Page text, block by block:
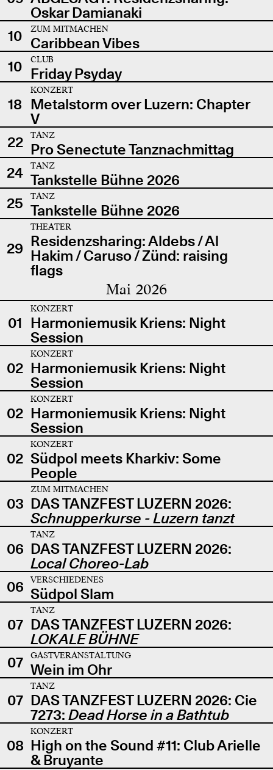
Oskar Damianaki
10
ZUM MITMACHEN
Caribbean Vibes
10
CLUB
Friday Psyday
18
KONZERT
Metalstorm over Luzern: Chapter
V
22
TANZ
Pro Senectute Tanznachmittag
24
TANZ
Tankstelle Bühne 2026
25
TANZ
Tankstelle Bühne 2026
29
THEATER
Residenzsharing: Aldebs / Al
Hakim / Caruso / Zünd: raising
flags
Mai 2026
01
KONZERT
Harmoniemusik Kriens: Night
Session
02
KONZERT
Harmoniemusik Kriens: Night
Session
02
KONZERT
Harmoniemusik Kriens: Night
Session
02
KONZERT
Südpol meets Kharkiv: Some
People
03
ZUM MITMACHEN
DAS TANZFEST LUZERN 2026:
Schnupperkurse - Luzern tanzt
06
TANZ
DAS TANZFEST LUZERN 2026:
Local Choreo-Lab
06
VERSCHIEDENES
Südpol Slam
07
TANZ
DAS TANZFEST LUZERN 2026:
LOKALE BÜHNE
07
GASTVERANSTALTUNG
Wein im Ohr
07
TANZ
DAS TANZFEST LUZERN 2026: Cie
7273: Dead Horse in a Bathtub
08
KONZERT
High on the Sound #11: Club Arielle
& Bruyante